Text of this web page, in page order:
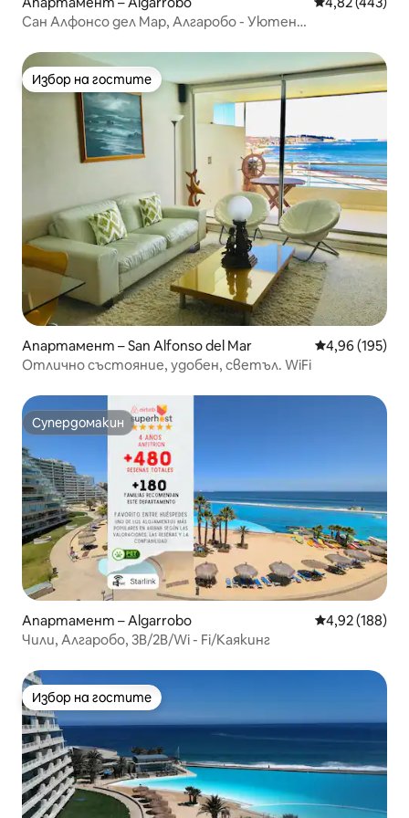
Сан Алфонсо дел Мар, Алгаробо - Уютен
Избор на гостите
Избор на гостите
Апартамент – San Alfonso del Mar Средна
4,96 (195)
Отлично състояние, удобен, светъл. WiFi
Супердомакин
Супердомакин
Апартамент – Algarrobo Средна
4,92 (188)
Чили, Алгаробо, 3B/2B/Wi - Fi/Каякинг
Избор на гостите
Избор на гостите